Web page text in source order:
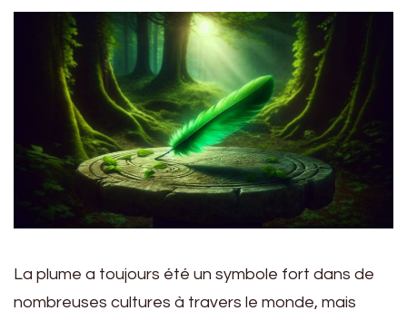
La plume a toujours été un symbole fort dans de
nombreuses cultures à travers le monde, mais